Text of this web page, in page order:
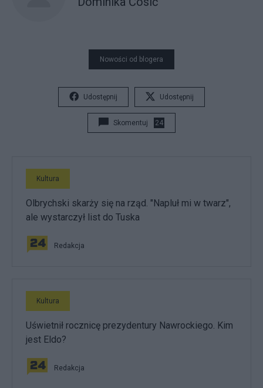
Nowości od blogera
Udostępnij Udostępnij
Skomentuj 24
Kultura
Olbrychski skarży się na rząd. "Napluł mi w twarz",
ale wystarczył list do Tuska
Redakcja
Kultura
Uświetnił rocznicę prezydentury Nawrockiego. Kim
jest Eldo?
Redakcja